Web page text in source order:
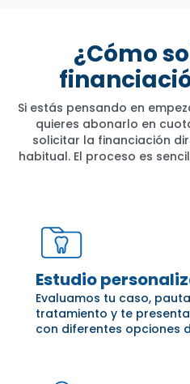
¿Cómo
Si estás pensando en
quieres abonarlo en
solicitar la financiación
habitual. El proceso es
Estudio
Evaluamos tu caso,
tratamiento y te
con diferentes opciones